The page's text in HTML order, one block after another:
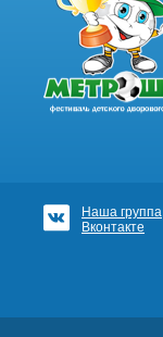
Наша группа
Вконтакте